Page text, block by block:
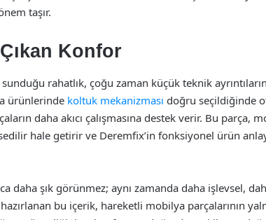
taşır.
Konfor
sunduğu rahatlık, çoğu zaman küçük teknik
ürünlerinde koltuk mekanizması doğru seçildiğinde
daha akıcı çalışmasına destek verir. Bu parça,
hale getirir ve Deremfix’in fonksiyonel ürün
daha şık görünmez; aynı zamanda daha işlevsel,
bu içerik, hareketli mobilya parçalarının